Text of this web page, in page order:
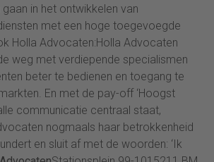
in het ontwikkelen van
met een hoge toegevoegde
Holla Advocaten:Holla Advocaten
weg met verdiepende specialismen
beter te bedienen en toegang te
En met de pay-off ‘Hoogst
communicatie centraal staat,
nogmaals haar betrokkenheid
en sluit af met de woorden: ‘Ik